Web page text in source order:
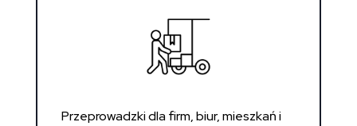
Przeprowadzki dla firm, biur, mieszkań i